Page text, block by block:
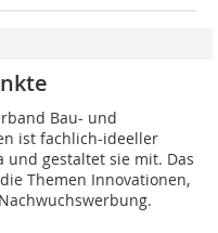
Bau- und
ist fachlich-ideeller
und gestaltet sie mit. Das
Themen Innovationen,